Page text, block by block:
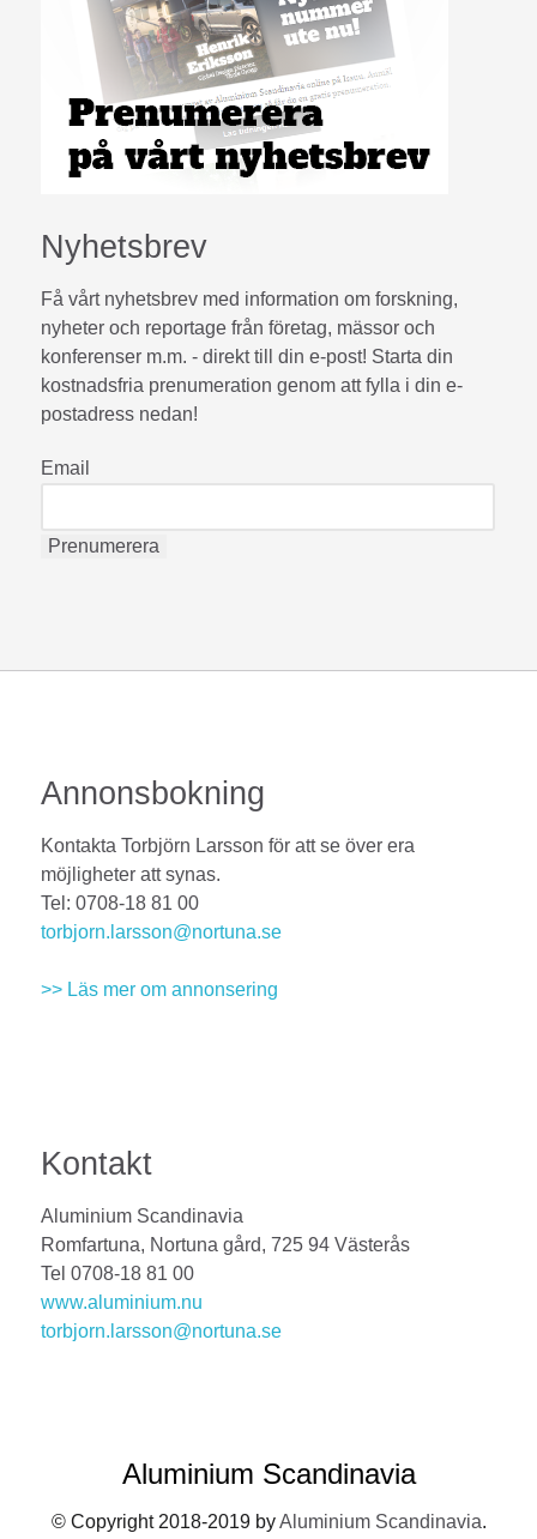
Nyhetsbrev
Få vårt nyhetsbrev med information om forskning,
nyheter och reportage från företag, mässor och
konferenser m.m. - direkt till din e-post! Starta din
kostnadsfria prenumeration genom att fylla i din e-
postadress nedan!
Email
Annonsbokning
Kontakta Torbjörn Larsson för att se över era
möjligheter att synas.
Tel: 0708-18 81 00
torbjorn.larsson@nortuna.se
>> Läs mer om annonsering
Kontakt
Aluminium Scandinavia
Romfartuna, Nortuna gård, 725 94 Västerås
Tel 0708-18 81 00
www.aluminium.nu
torbjorn.larsson@nortuna.se
Aluminium Scandinavia
© Copyright 2018-2019 byAluminium Scandinavia.